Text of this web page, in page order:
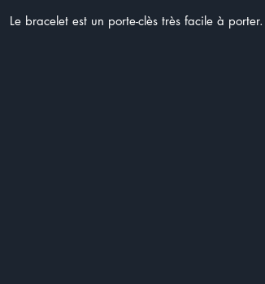
Le bracelet est un porte-clès très facile à porter.